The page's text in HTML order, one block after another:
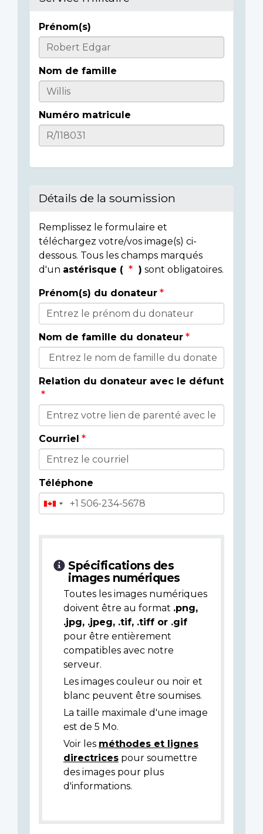
Informations
sur
l'individu
Prénom(s)
Nom de famille
Numéro matricule
Détails de la soumission
Remplissez le formulaire et
téléchargez votre/vos image(s) ci-
dessous. Tous les champs marqués
d'un astérisque ( ) sont obligatoires.
Détails
du
donateur
Prénom(s) du donateur
Nom de famille du donateur
Relation du donateur avec le défunt
Courriel
Téléphone
Spécifications des
images numériques
Toutes les images numériques
doivent être au format .png,
.jpg, .jpeg, .tif, .tiff or .gif
pour être entièrement
compatibles avec notre
serveur.
Les images couleur ou noir et
blanc peuvent être soumises.
La taille maximale d'une image
est de 5 Mo.
Voir les méthodes et lignes
directrices pour soumettre
des images pour plus
d'informations.